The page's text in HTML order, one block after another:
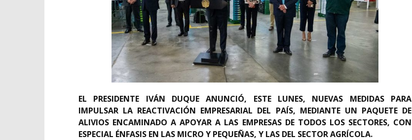
EL PRESIDENTE IVÁN DUQUE ANUNCIÓ, ESTE LUNES, NUEVAS MEDIDAS PARA
IMPULSAR LA REACTIVACIÓN EMPRESARIAL DEL PAÍS, MEDIANTE UN PAQUETE DE
ALIVIOS ENCAMINADO A APOYAR A LAS EMPRESAS DE TODOS LOS SECTORES, CON
ESPECIAL ÉNFASIS EN LAS MICRO Y PEQUEÑAS, Y LAS DEL SECTOR AGRÍCOLA.